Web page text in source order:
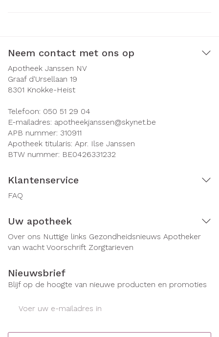
Neem contact met ons op
Apotheek Janssen NV
Graaf d'Ursellaan 19
8301 Knokke-Heist
Telefoon: 050 51 29 04
E-mailadres: apotheekjanssen@skynet.be
APB nummer: 310911
Apotheek titularis: Apr. Ilse Janssen
BTW nummer: BE0426331232
Klantenservice
FAQ
Uw apotheek
Over ons Nuttige links Gezondheidsnieuws Apotheker
van wacht Voorschrift Zorgtarieven
Nieuwsbrief
Blijf op de hoogte van nieuwe producten en promoties